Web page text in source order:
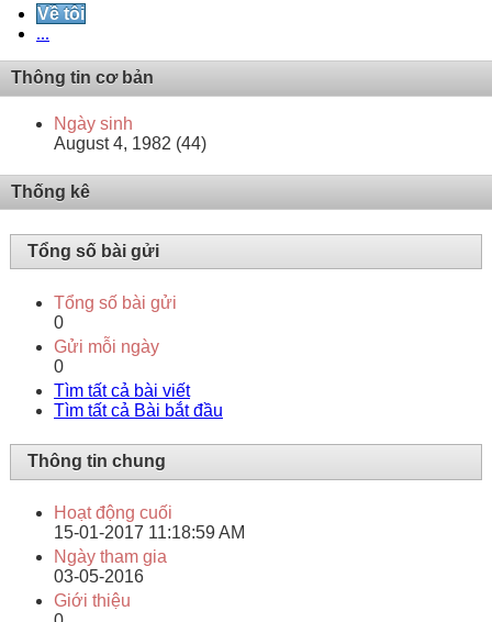
Về tôi
...
Thông tin cơ bản
Ngày sinh
August 4, 1982 (44)
Thống kê
Tổng số bài gửi
Tổng số bài gửi
0
Gửi mỗi ngày
0
Tìm tất cả bài viết
Tìm tất cả Bài bắt đầu
Thông tin chung
Hoạt động cuối
15-01-2017 11:18:59 AM
Ngày tham gia
03-05-2016
Giới thiệu